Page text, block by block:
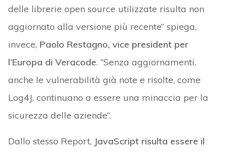
delle librerie open source utilizzate risulta non
aggiornato alla versione più recente” spiega,
invece, Paolo Restagno, vice president per
l’Europa di Veracode. “Senza aggiornamenti,
anche le vulnerabilità già note e risolte, come
Log4J, continuano a essere una minaccia per la
sicurezza delle aziende”.
Dallo stesso Report, JavaScript risulta essere il